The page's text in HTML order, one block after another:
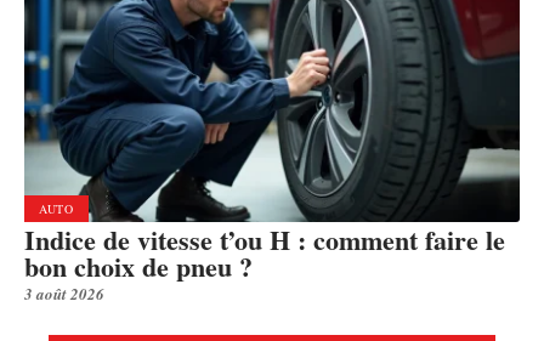
AUTO
Indice de vitesse t’ou H : comment faire le
bon choix de pneu ?
3 août 2026